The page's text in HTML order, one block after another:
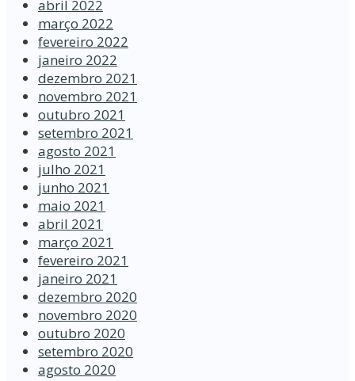
abril 2022
março 2022
fevereiro 2022
janeiro 2022
dezembro 2021
novembro 2021
outubro 2021
setembro 2021
agosto 2021
julho 2021
junho 2021
maio 2021
abril 2021
março 2021
fevereiro 2021
janeiro 2021
dezembro 2020
novembro 2020
outubro 2020
setembro 2020
agosto 2020